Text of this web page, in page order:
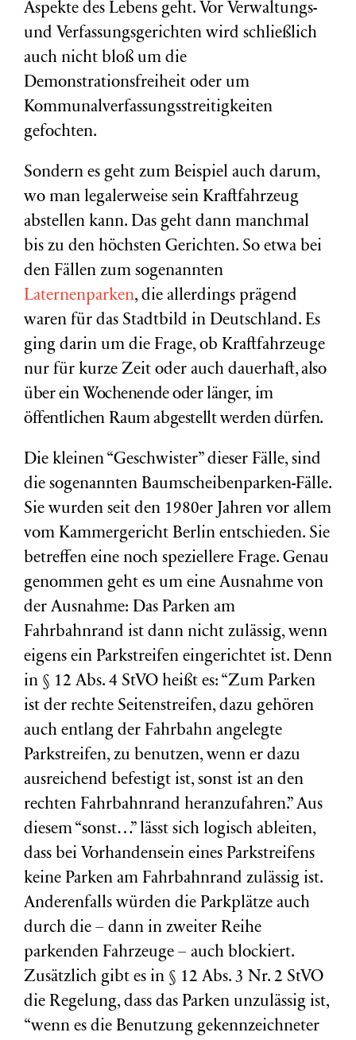
Aspekte des Lebens geht. Vor Verwaltungs-
und Verfassungsgerichten wird schließlich
auch nicht bloß um die
Demonstrationsfreiheit oder um
Kommunalverfassungsstreitigkeiten
gefochten.
Sondern es geht zum Beispiel auch darum,
wo man legalerweise sein Kraftfahrzeug
abstellen kann. Das geht dann manchmal
bis zu den höchsten Gerichten. So etwa bei
den Fällen zum sogenannten
Laternenparken, die allerdings prägend
waren für das Stadtbild in Deutschland. Es
ging darin um die Frage, ob Kraftfahrzeuge
nur für kurze Zeit oder auch dauerhaft, also
über ein Wochenende oder länger,im
öffentlichen Raum abgestellt werden dürfen.
Die kleinen “Geschwister” dieser Fälle, sind
die sogenannten Baumscheibenparken-Fälle.
Sie wurden seit den 1980er Jahren vor allem
vom Kammergericht Berlin entschieden. Sie
betreffen eine noch speziellere Frage. Genau
genommen geht es um eine Ausnahme von
der Ausnahme: Das Parken am
Fahrbahnrand ist dann nicht zulässig, wenn
eigens ein Parkstreifen eingerichtet ist. Denn
in § 12 Abs. 4 StVO heißt es: “Zum Parken
ist der rechte Seitenstreifen, dazu gehören
auch entlang der Fahrbahn angelegte
Parkstreifen, zu benutzen, wenn er dazu
ausreichend befestigt ist, sonst ist an den
rechten Fahrbahnrand heranzufahren.” Aus
diesem “sonst…” lässt sich logisch ableiten,
dass bei Vorhandensein eines Parkstreifens
keine Parken am Fahrbahnrand zulässig ist.
Anderenfalls würden die Parkplätze auch
durch die – dann in zweiter Reihe
parkenden Fahrzeuge – auch blockiert.
Zusätzlich gibt es in § 12 Abs. 3 Nr. 2 StVO
die Regelung, dass das Parken unzulässig ist,
“wenn es die Benutzung gekennzeichneter